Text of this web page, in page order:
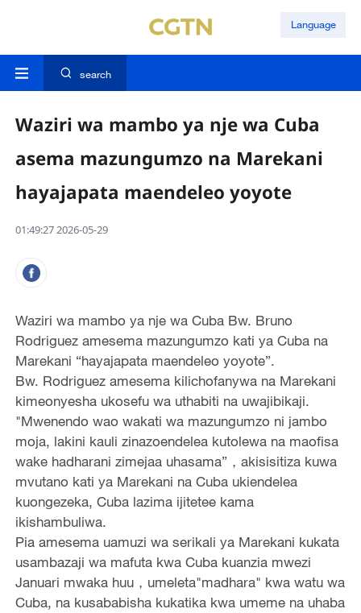
Language
search
Waziri wa mambo ya nje wa Cuba
asema mazungumzo na Marekani
hayajapata maendeleo yoyote
01:49:27 2026-05-29
Waziri wa mambo ya nje wa Cuba Bw. Bruno
Rodriguez amesema mazungumzo kati ya Cuba na
Marekani “hayajapata maendeleo yoyote”.
Bw. Rodriguez amesema kilichofanywa na Marekani
kimeonyesha ukosefu wa uthabiti na uwajibikaji.
"Mwenendo wao wakati wa mazungumzo ni jambo
moja, lakini kauli zinazoendelea kutolewa na maofisa
wake hadharani zimejaa uhasama”，akisisitiza kuwa
mvutano kati ya Marekani na Cuba ukiendelea
kuongezeka, Cuba lazima ijitetee kama
ikishambuliwa.
Pia amesema uamuzi wa serikali ya Marekani kukata
usambazaji wa mafuta kwa Cuba kuanzia mwezi
Januari mwaka huu，umeleta"madhara" kwa watu wa
Cuba, na kusababisha kukatika kwa umeme na uhaba